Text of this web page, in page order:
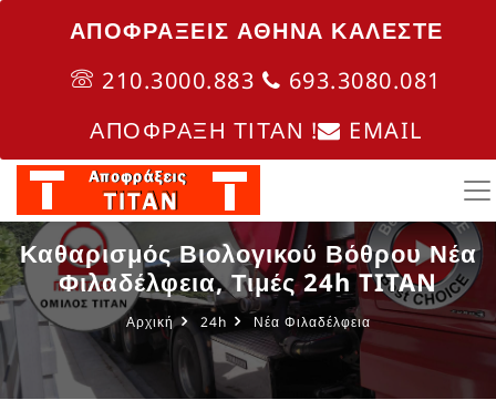
ΑΠΟΦΡΑΞΕΙΣ ΑΘΗΝΑ ΚΑΛΈΣΤΕ
210.3000.883
693.3080.081
ΑΠΟΦΡΑΞΗ ΤΙΤΑΝ !
EMAIL
Καθαρισμός Βιολογικού Βόθρου Νέα
Φιλαδέλφεια, Τιμές 24h TITAN
Αρχική 24h Νέα Φιλαδέλφεια